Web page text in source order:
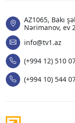
AZ1065, Bakı
Nərimanov, ev
info@tv1.az
(+994 12) 510
(+994 10) 544